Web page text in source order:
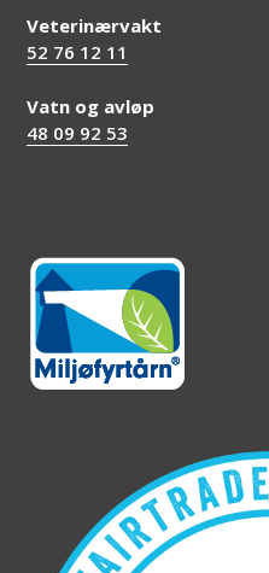
Veterinærvakt
52 76 12 11
Vatn og avløp
48 09 92 53